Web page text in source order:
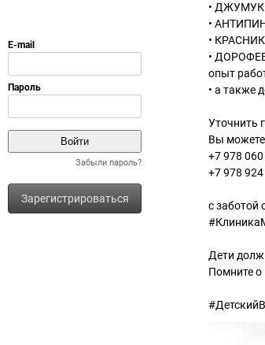
Забыли пароль?
Зарегистрироваться
• ДЖУМУК
•
•
•
опыт
• а также
Уточнить
Вы
+7 978
+7 978
с заботой
Дети
Помните о